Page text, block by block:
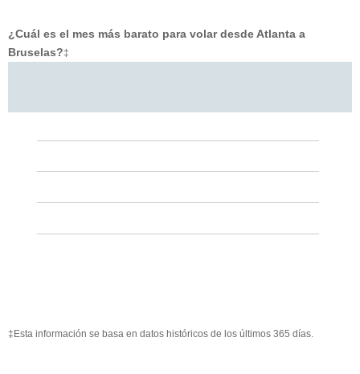
¿Cuál es el mes más barato para volar desde Atlanta a
Bruselas?‡
‡Esta información se basa en datos históricos de los últimos 365 días.